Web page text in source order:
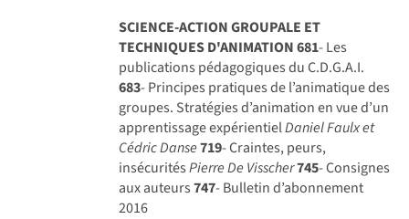
SCIENCE-ACTION GROUPALE ET
TECHNIQUES D'ANIMATION681- Les
publications pédagogiques du C.D.G.A.I.
683- Principes pratiques de l’animatique des
groupes. Stratégies d’animation en vue d’un
apprentissage expérientielDaniel Faulx et
Cédric Danse719- Craintes, peurs,
insécuritésPierre De Visscher745- Consignes
aux auteurs747- Bulletin d’abonnement
2016